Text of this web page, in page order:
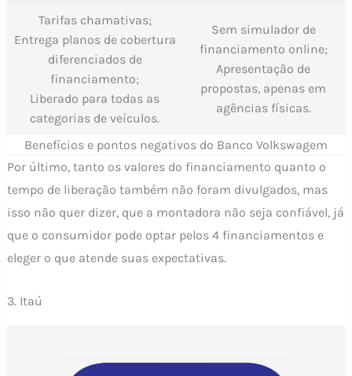
Tarifas chamativas;
Entrega planos de cobertura
diferenciados de
financiamento;
Liberado para todas as
categorias de veículos.
Sem simulador de
financiamento online;
Apresentação de
propostas, apenas em
agências físicas.
Benefícios e pontos negativos do Banco Volkswagem
Por último, tanto os valores do financiamento quanto o
tempo de liberação também não foram divulgados, mas
isso não quer dizer, que a montadora não seja confiável, já
que o consumidor pode optar pelos 4 financiamentos e
eleger o que atende suas expectativas.
3. Itaú